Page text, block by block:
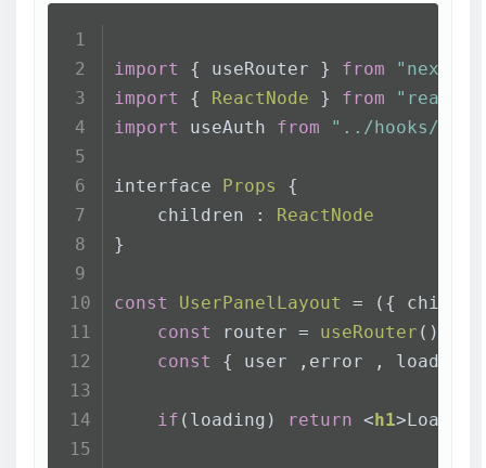
import { useRouter } from
"next/
import
{ ReactNode } from
"react"
import
useAuth from "../hooks/
interface Props
{
    children :
ReactNode
}
const UserPanelLayout = ( {
const
router = useRouter ();
const
{ user ,error ,
if (loading) return < h1>